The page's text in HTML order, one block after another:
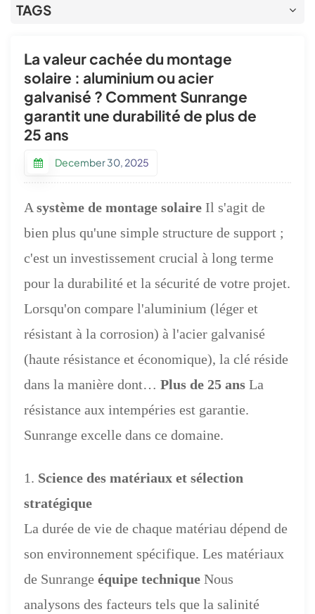
TAGS
La valeur cachée du montage
solaire : aluminium ou acier
galvanisé ? Comment Sunrange
garantit une durabilité de plus de
25 ans
December 30, 2025
Asystème de montage solaire Il s'agit de
bien plus qu'une simple structure de support ;
c'est un investissement crucial à long terme
pour la durabilité et la sécurité de votre projet.
Lorsqu'on compare l'aluminium (léger et
résistant à la corrosion) à l'acier galvanisé
(haute résistance et économique), la clé réside
dans la manière dont…Plus de 25 ansLa
résistance aux intempéries est garantie.
Sunrange excelle dans ce domaine.
1. Science des matériaux et sélection
stratégique
La durée de vie de chaque matériau dépend de
son environnement spécifique. Les matériaux
de Sunrangeéquipe technique Nous
analysons des facteurs tels que la salinité